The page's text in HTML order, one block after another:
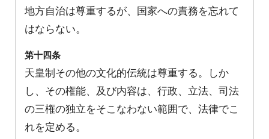
地方自治は尊重するが、国家への責務を忘れて
はならない。
第十四条
天皇制その他の文化的伝統は尊重する。しか
し、その権能、及び内容は、行政、立法、司法
の三権の独立をそこなわない範囲で、法律でこ
れを定める。